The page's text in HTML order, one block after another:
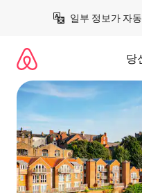
일부 정보가 자
당